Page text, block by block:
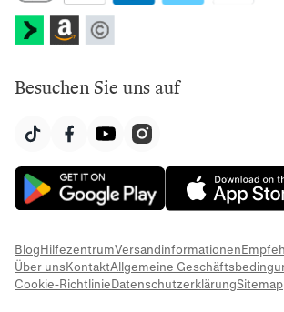
Besuchen Sie uns auf
BlogHilfezentrumVersandinformationen
Über unsKontaktAllgemeine
Cookie-RichtlinieDatenschutzerklärungSitemap